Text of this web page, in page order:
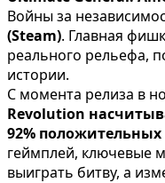
Войны за
(Steam). Главная
реального рельефа,
истории.
С момента релиза в
Revolution
92%
геймплей, ключевые
выиграть битву, а